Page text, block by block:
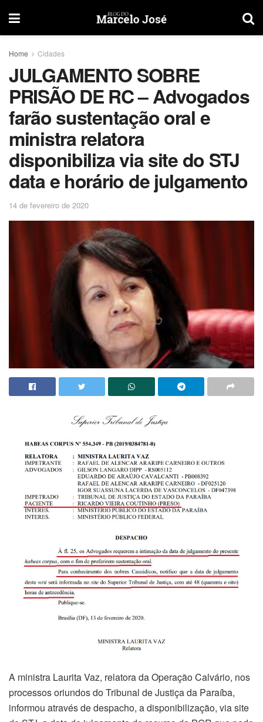
Home Cidades
JULGAMENTO SOBRE
PRISÃO DE RC – Advogados
farão sustentação oral e
ministra relatora
disponibiliza via site do STJ
data e horário de julgamento
14 de fevereiro de 2020
A ministra Laurita Vaz, relatora da Operação Calvário, nos
processos oriundos do Tribunal de Justiça da Paraíba,
informou através de despacho, a disponibilização, via site